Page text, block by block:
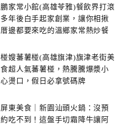
鵬家常小館(高雄苓雅)餐飲界打滾
多年後白手起家創業，讓你相揪
厝邊都要來吃的溫鄉家常熱炒餐
椪嫂蕃薯椪(高雄旗津)旗津老街美
食超人氣蕃薯椪，熱騰騰爆漿小
心燙口，假日必拿號碼牌
屏東美食｜新園汕頭火鍋：沒預
約吃不到！這盤手切霜降牛讓阿